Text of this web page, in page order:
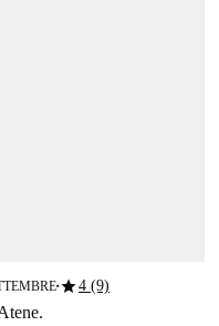
■star4 (9)